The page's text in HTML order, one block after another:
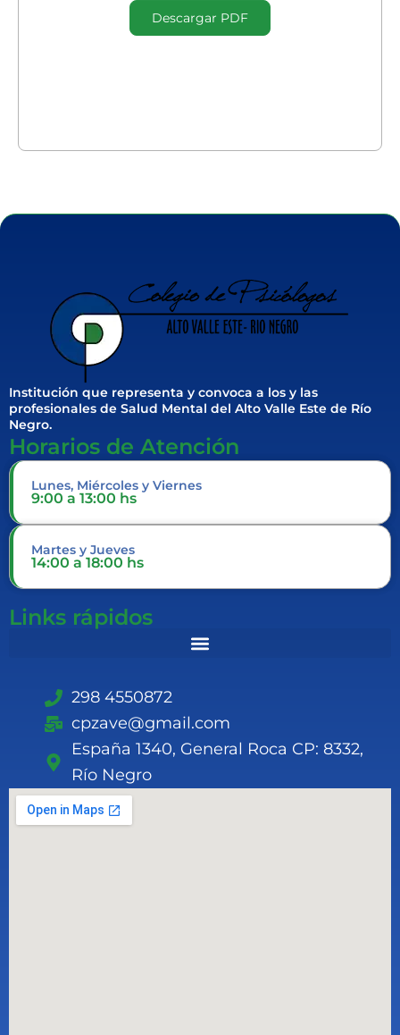
Descargar PDF
Institución que representa y convoca a los y las
profesionales de Salud Mental del Alto Valle Este de Río
Negro.
Horarios de Atención
Lunes, Miércoles y Viernes
9:00 a 13:00 hs
Martes y Jueves
14:00 a 18:00 hs
Links rápidos
298 4550872
cpzave@gmail.com
España 1340, General Roca CP: 8332,
Río Negro